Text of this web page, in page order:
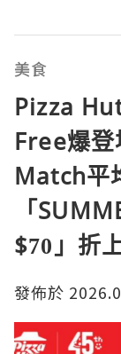
指定套餐即可
周邊，Hut
美食
Pizza
Free爆
Match平
「
$70」折
發佈於